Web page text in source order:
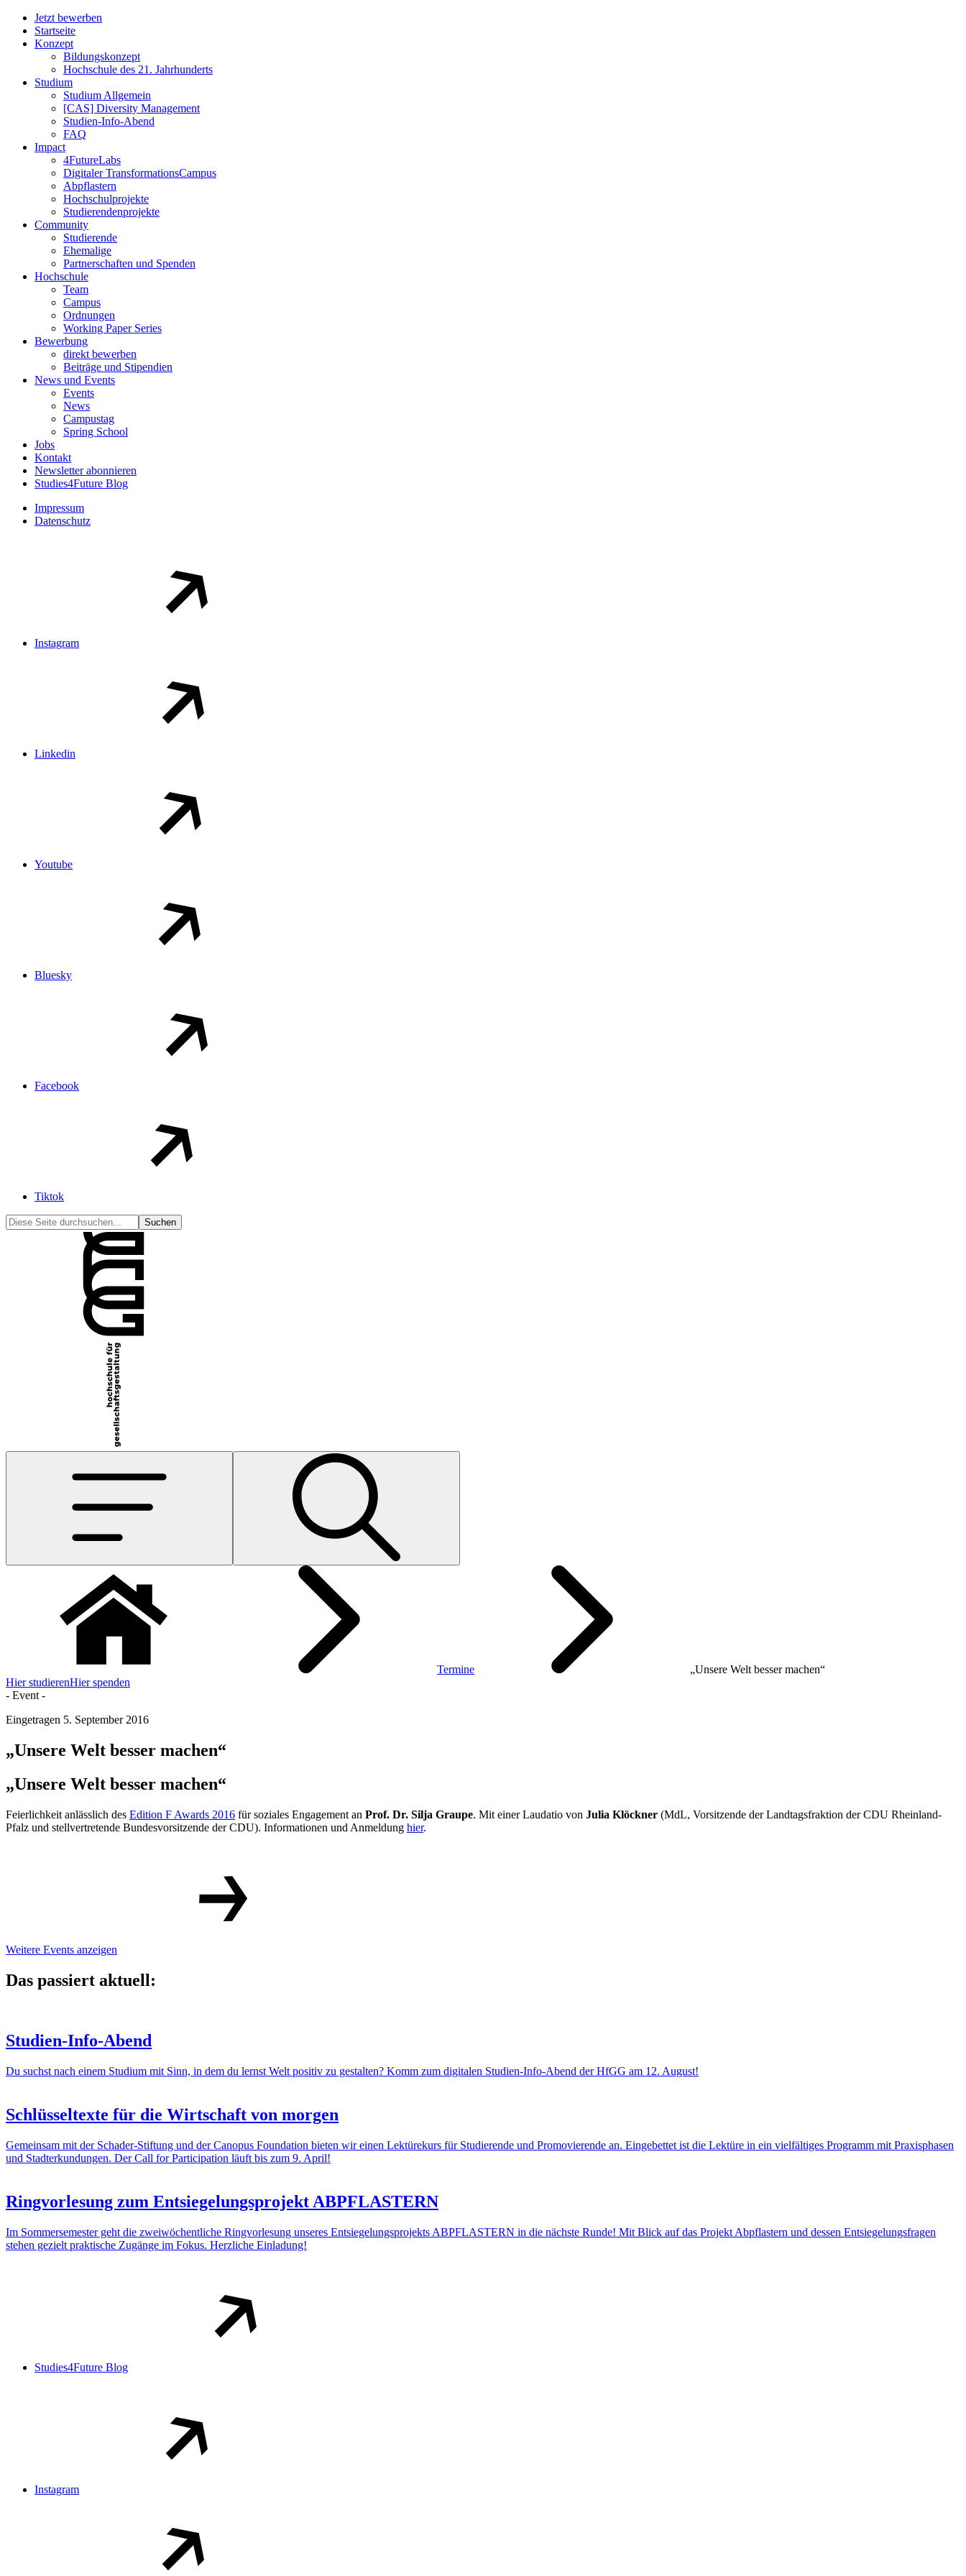
Jetzt bewerben
Startseite
Konzept
Bildungskonzept
Hochschule des 21. Jahrhunderts
Studium
Studium Allgemein
[CAS] Diversity Management
Studien-Info-Abend
FAQ
Impact
4FutureLabs
Digitaler TransformationsCampus
Abpflastern
Hochschulprojekte
Studierendenprojekte
Community
Studierende
Ehemalige
Partnerschaften und Spenden
Hochschule
Team
Campus
Ordnungen
Working Paper Series
Bewerbung
direkt bewerben
Beiträge und Stipendien
News und Events
Events
News
Campustag
Spring School
Jobs
Kontakt
Newsletter abonnieren
Studies4Future Blog
Impressum
Datenschutz
Instagram
Linkedin
Youtube
Bluesky
Facebook
Tiktok
Termine
„Unsere Welt besser machen“
Hier studierenHier spenden
- Event -
Eingetragen 5. September 2016
„Unsere Welt besser machen“
„Unsere Welt besser machen“
Feierlichkeit anlässlich des Edition F Awards 2016 für soziales Engagement an Prof. Dr. Silja Graupe. Mit einer Laudatio von Julia Klöckner (MdL, Vorsitzende der Landtagsfraktion der CDU Rheinland-
Pfalz und stellvertretende Bundesvorsitzende der CDU). Informationen und Anmeldung hier.
Weitere Events anzeigen
Das passiert aktuell:
Studien-Info-Abend
Du suchst nach einem Studium mit Sinn, in dem du lernst Welt positiv zu gestalten? Komm zum digitalen Studien-Info-Abend der HfGG am 12. August!
Schlüsseltexte für die Wirtschaft von morgen
Gemeinsam mit der Schader-Stiftung und der Canopus Foundation bieten wir einen Lektürekurs für Studierende und Promovierende an. Eingebettet ist die Lektüre in ein vielfältiges Programm mit Praxisphasen
und Stadterkundungen. Der Call for Participation läuft bis zum 9. April!
Ringvorlesung zum Entsiegelungsprojekt ABPFLASTERN
Im Sommersemester geht die zweiwöchentliche Ringvorlesung unseres Entsiegelungsprojekts ABPFLASTERN in die nächste Runde! Mit Blick auf das Projekt Abpflastern und dessen Entsiegelungsfragen
stehen gezielt praktische Zugänge im Fokus. Herzliche Einladung!
Studies4Future Blog
Instagram